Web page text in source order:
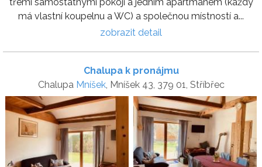
má vlastní koupelnu a WC) a společnou místností a...
zobrazit detail
Chalupa k pronájmu
Chalupa Mníšek, Mníšek 43, 379 01, Stříbřec